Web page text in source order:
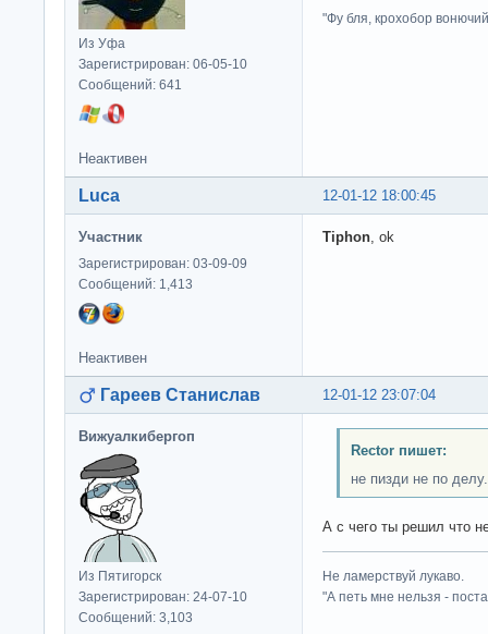
Из Уфа
Зарегистрирован: 06-05-10
Сообщений: 641
"Фу бля, крохобор
Неактивен
12-01-12 18:00:45
Luca
Участник
Зарегистрирован: 03-09-09
Сообщений: 1,413
Tiphon , ok
Неактивен
12-01-12 23:07:04
Гареев Станислав
Вижуалкибергоп
Из Пятигорск
Зарегистрирован: 24-07-10
Сообщений: 3,103
Rector пишет:
не пизди не по делу.
А с чего ты решил что
Не ламерствуй лукаво.
"А петь мне нельзя -